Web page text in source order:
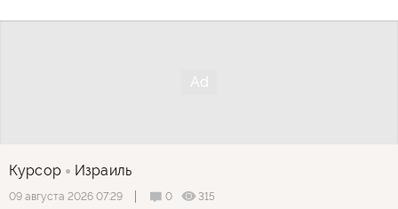
Курсор Израиль
09 августа 2026 07:29 0
315